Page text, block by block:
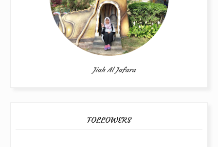
Jiah Al Jafara
FOLLOWERS